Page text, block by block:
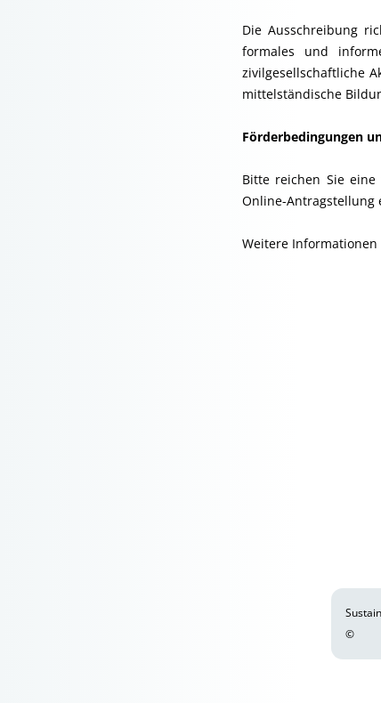
Die Ausschreibung
formales und
zivilgesellschaftliche
mittelständische
Förderbedingungen
Bitte reichen Sie eine
Online-Antragstellung
Weitere
©